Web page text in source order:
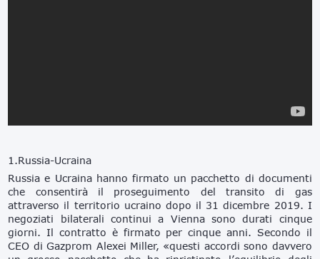
1.Russia-Ucraina
Russia e Ucraina hanno firmato un pacchetto di documenti
che consentirà il proseguimento del transito di gas
attraverso il territorio ucraino dopo il 31 dicembre 2019. I
negoziati bilaterali continui a Vienna sono durati cinque
giorni. Il contratto è firmato per cinque anni. Secondo il
CEO di Gazprom Alexei Miller, «questi accordi sono davvero